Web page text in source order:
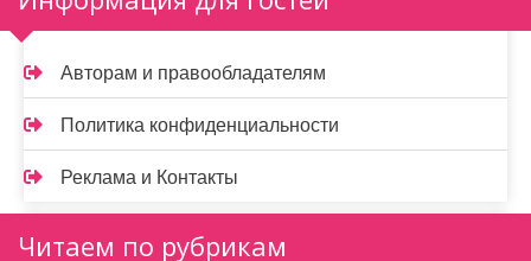
Авторам и правообладателям
Политика конфиденциальности
Реклама и Контакты
Читаем по рубрикам